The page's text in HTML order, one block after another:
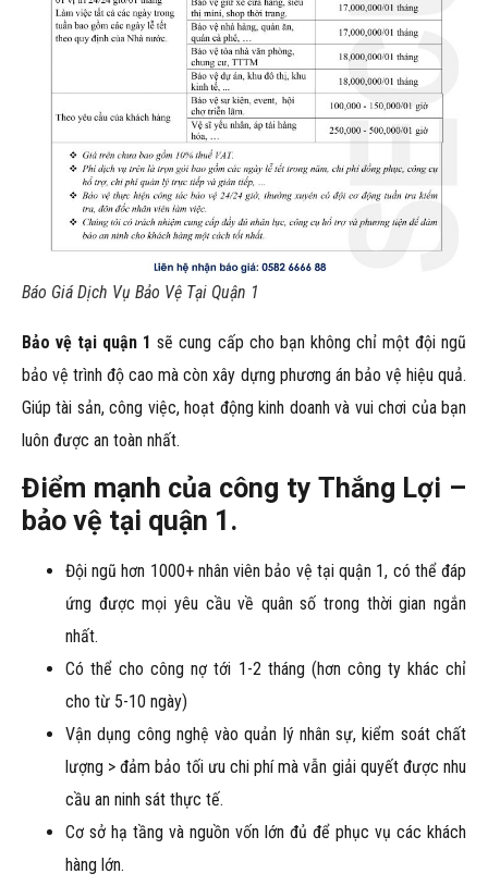
Báo Giá Dịch Vụ Bảo Vệ Tại Quận 1
Bảo vệ tại quận 1 sẽ cung cấp cho bạn không chỉ một đội ngũ
bảo vệ trình độ cao mà còn xây dựng phương án bảo vệ hiệu quả.
Giúp tài sản, công việc, hoạt động kinh doanh và vui chơi của bạn
luôn được an toàn nhất.
Điểm mạnh của công ty Thắng Lợi –
bảo vệ tại quận 1.
Đội ngũ hơn 1000+ nhân viên bảo vệ tại quận 1, có thể đáp
ứng được mọi yêu cầu về quân số trong thời gian ngắn
nhất.
Có thể cho công nợ tới 1-2 tháng (hơn công ty khác chỉ
cho từ 5-10 ngày)
Vận dụng công nghệ vào quản lý nhân sự, kiểm soát chất
lượng > đảm bảo tối ưu chi phí mà vẫn giải quyết được nhu
cầu an ninh sát thực tế.
Cơ sở hạ tầng và nguồn vốn lớn đủ để phục vụ các khách
hàng lớn.